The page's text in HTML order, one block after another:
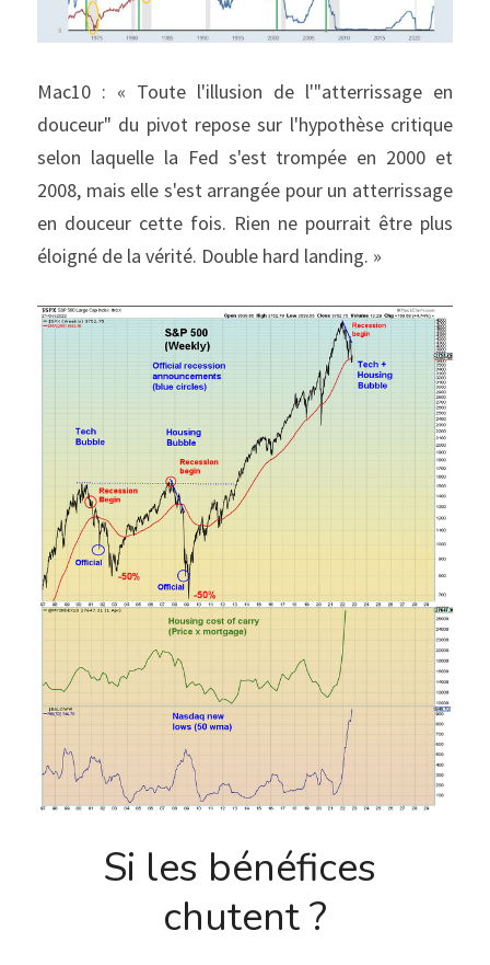
Mac10 : « Toute l'illusion de l'"atterrissage en
douceur" du pivot repose sur l'hypothèse critique
selon laquelle la Fed s'est trompée en 2000 et
2008, mais elle s'est arrangée pour un atterrissage
en douceur cette fois. Rien ne pourrait être plus
éloigné de la vérité. Double hard landing. »
Si les bénéfices
chutent ?